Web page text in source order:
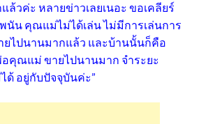
ล้วค่ะ หลายข่าวเลยเนอะ ขอเคลียร์
นัน คุณแม่ไม่ได้เล่น ไม่มีการเล่นการ
ไปนานมากแล้ว และบ้านนั้นก็คือ
คุณแม่ ขายไปนานมาก จำระยะ
ด้ อยู่กับปัจจุบันค่ะ”